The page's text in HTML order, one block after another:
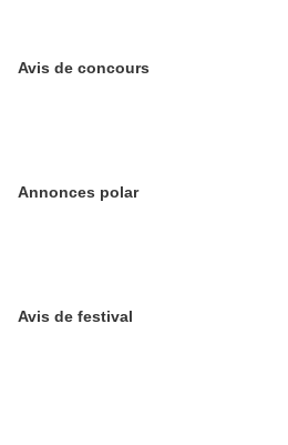
Avis de concours
Annonces polar
Avis de festival